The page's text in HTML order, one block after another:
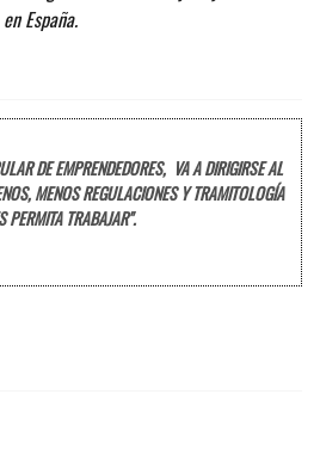
en España.
DE EMPRENDEDORES, VA A DIRIGIRSE AL
MENOS REGULACIONES Y TRAMITOLOGÍA
PERMITA TRABAJAR".